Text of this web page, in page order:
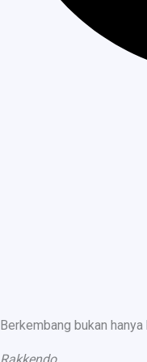
Berkembang bukan